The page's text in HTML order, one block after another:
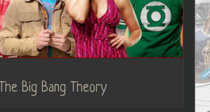
The Big Bang Theory